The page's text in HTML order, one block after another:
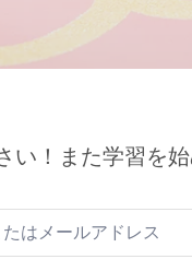
い！また学習を始